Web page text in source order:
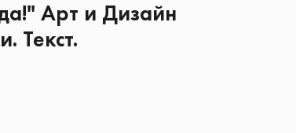
Арт и Дизайн
Текст.